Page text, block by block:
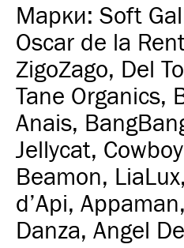
Марки: Soft
Oscar de la
ZigoZago, Del
Tane Organics,
Anais,
Jellycat,
Beamon,
d’Api,
Danza, Angel